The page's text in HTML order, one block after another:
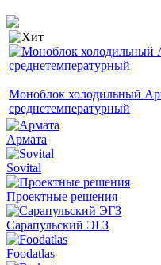
Моноблок холодильный
среднетемпературный
Армата
Sovital
Проектные решения
Сарапульский ЭГЗ
Foodatlas